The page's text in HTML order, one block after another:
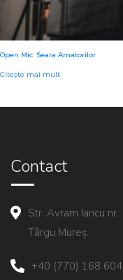
Open Mic: Seara Amatorilor
Citește mai mult
Contact
Str. Avram Iancu
Târgu Mureș.
+40 (770) 168 604